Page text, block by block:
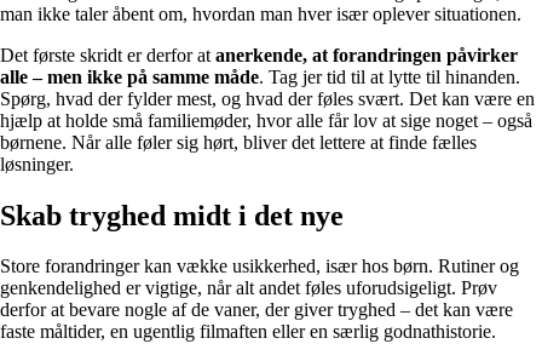
man ikke taler åbent om, hvordan man hver især oplever situationen.
Det første skridt er derfor at anerkende, at forandringen påvirker
alle – men ikke på samme måde. Tag jer tid til at lytte til hinanden.
Spørg, hvad der fylder mest, og hvad der føles svært. Det kan være en
hjælp at holde små familiemøder, hvor alle får lov at sige noget – også
børnene. Når alle føler sig hørt, bliver det lettere at finde fælles
løsninger.
Skab tryghed midt i det nye
Store forandringer kan vække usikkerhed, især hos børn. Rutiner og
genkendelighed er vigtige, når alt andet føles uforudsigeligt. Prøv
derfor at bevare nogle af de vaner, der giver tryghed – det kan være
faste måltider, en ugentlig filmaften eller en særlig godnathistorie.